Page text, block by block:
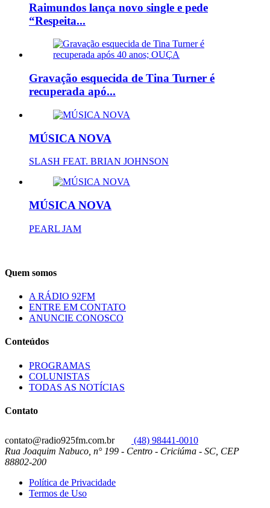
Raimundos lança novo single e pede
“Respeita...
Gravação esquecida de Tina Turner é
recuperada apó...
MÚSICA NOVA
SLASH FEAT. BRIAN JOHNSON
MÚSICA NOVA
PEARL JAM
Quem somos
A RÁDIO 92FM
ENTRE EM CONTATO
ANUNCIE CONOSCO
Conteúdos
PROGRAMAS
COLUNISTAS
TODAS AS NOTÍCIAS
Contato
contato@radio925fm.com.br
(48) 98441-0010
Rua Joaquim Nabuco, n° 199 - Centro - Criciúma - SC, CEP
88802-200
Política de Privacidade
Termos de Uso